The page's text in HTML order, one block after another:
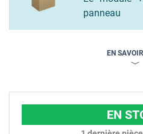
panneau
EN
EN